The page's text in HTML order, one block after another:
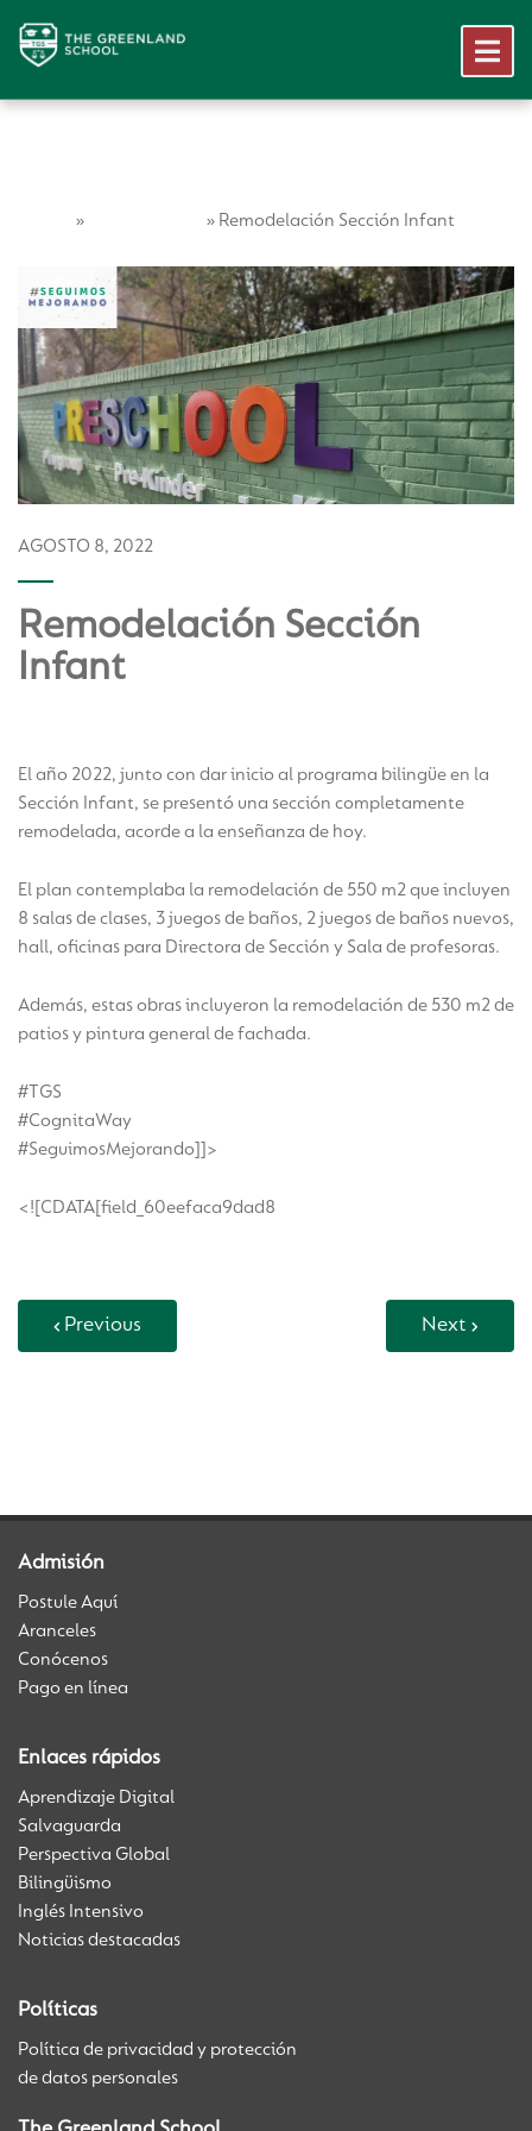
» » Remodelación Sección Infant
AGOSTO 8, 2022
Remodelación Sección
Infant
El año 2022, junto con dar inicio al programa bilingüe en la
Sección Infant, se presentó una sección completamente
remodelada, acorde a la enseñanza de hoy.
El plan contemplaba la remodelación de 550 m2 que incluyen
8 salas de clases, 3 juegos de baños, 2 juegos de baños nuevos,
hall, oficinas para Directora de Sección y Sala de profesoras.
Además, estas obras incluyeron la remodelación de 530 m2 de
patios y pintura general de fachada.
#TGS
#CognitaWay
#SeguimosMejorando]]>
<![CDATA[field_60eefaca9dad8
Previous Next
Admisión
Postule Aquí
Aranceles
Conócenos
Pago en línea
Enlaces rápidos
Aprendizaje Digital
Salvaguarda
Perspectiva Global
Bilingüismo
Inglés Intensivo
Noticias destacadas
Políticas
Política de privacidad y protección
de datos personales